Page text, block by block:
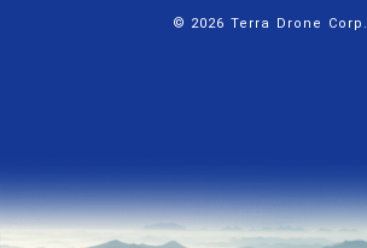
© 2026 Terra Drone Corp.